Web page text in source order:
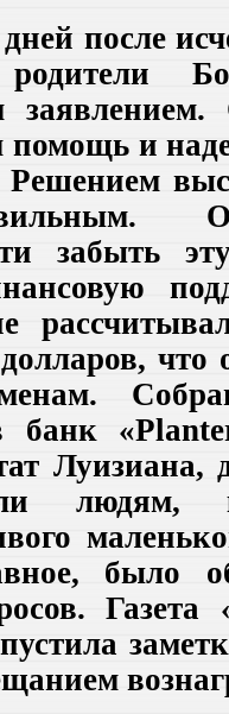
после
родители
заявлением.
и
забыть
банк
людям,
было
Газета